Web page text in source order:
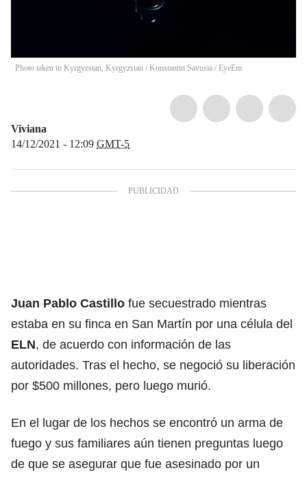
Photo taken in Kyrgyzstan, Kyrgyzstan / Konstantin Savusia / EyeEm
Viviana
14/12/2021 - 12:09 GMT-5
Juan Pablo Castillo fue secuestrado mientras
estaba en su finca en San Martín por una célula del
ELN, de acuerdo con información de las
autoridades. Tras el hecho, se negoció su liberación
por $500 millones, pero luego murió.
En el lugar de los hechos se encontró un arma de
fuego y sus familiares aún tienen preguntas luego
de que se asegurar que fue asesinado por un